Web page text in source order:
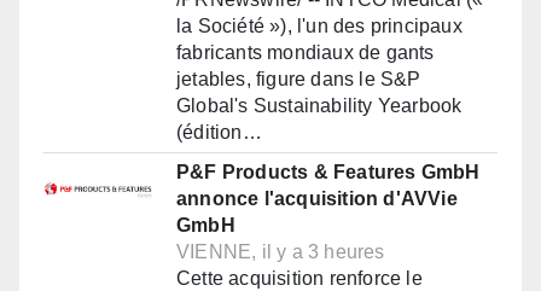
la Société »), l'un des principaux
fabricants mondiaux de gants
jetables, figure dans le S&P
Global's Sustainability Yearbook
(édition…
P&F Products & Features GmbH
annonce l'acquisition d'AVVie
GmbH
VIENNE, il y a 3 heures
Cette acquisition renforce le